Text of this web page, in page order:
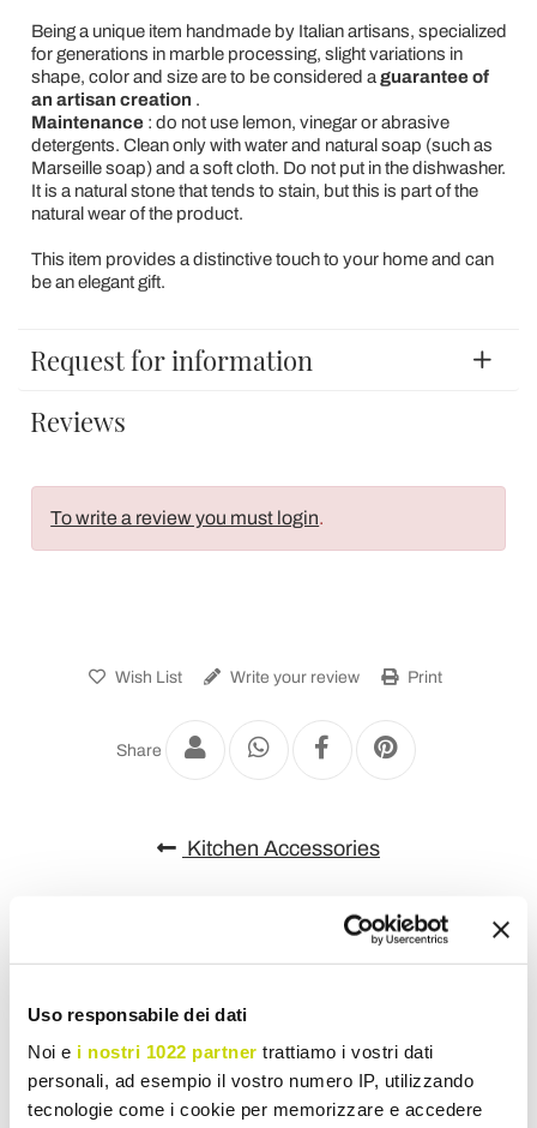
Uso responsabile dei dati
Noi e i nostri 1022 partner trattiamo i vostri dati
personali, ad esempio il vostro numero IP, utilizzando
tecnologie come i cookie per memorizzare e accedere
Being a unique item handmade by Italian artisans, specialized
for generations in marble processing, slight variations in
shape, color and size are to be considered a guarantee of
an artisan creation .
Maintenance: do not use lemon, vinegar or abrasive
detergents. Clean only with water and natural soap (such as
Marseille soap) and a soft cloth. Do not put in the dishwasher.
It is a natural stone that tends to stain, but this is part of the
natural wear of the product.
This item provides a distinctive touch to your home and can
be an elegant gift.
Request for information
Reviews
To write a review you must login.
Wish List Write your review Print
Share
Kitchen Accessories